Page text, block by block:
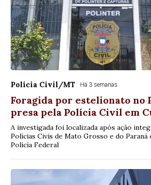
Polícia Civil/MT Há 3 semanas
Foragida por estelionato no
presa pela Polícia Civil em
A investigada foi localizada após ação
Polícias Civis de Mato Grosso e do Paraná
Polícia Federal